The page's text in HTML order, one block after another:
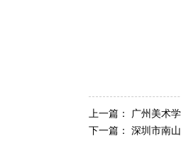
上一篇： 广州美术
下一篇： 深圳市南